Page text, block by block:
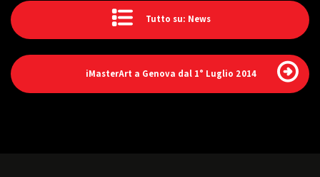
Tutto su: News
iMasterArt a Genova dal 1° Luglio 2014